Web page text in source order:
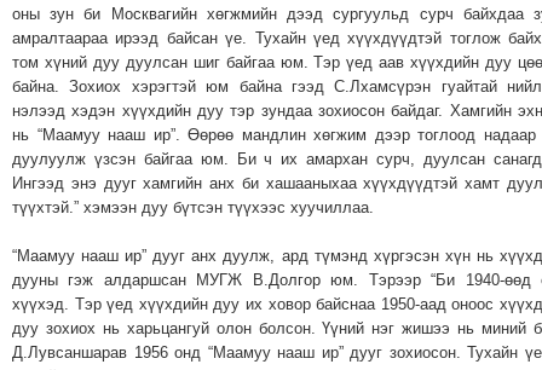
ЭРГЭН
ТОЙРОНД
ГРАНАТ
ДЭЛБЭРСЭН
ОСЛЫН
ЭРГЭН
ТОЙРОНД
ТОДОТГОЛЫН
ЭРГЭН
ТОЙРОНД
ЕРӨНХИЙЛӨГЧИЙН
оны зун би Москвагийн хөгжмийн дээд сургуульд сурч байхдаа
амралтаараа ирээд байсан үе. Тухайн үед хүүхдүүдтэй тоглож
том хүний дуу дуулсан шиг байгаа юм. Тэр үед аав хүүхдийн дуу
байна. Зохиох хэрэгтэй юм байна гээд С.Лхамсүрэн гуайтай
нэлээд хэдэн хүүхдийн дуу тэр зундаа зохиосон байдаг. Хамгийн
нь “Маамуу нааш ир”. Өөрөө мандлин хөгжим дээр тоглоод надаар
дуулуулж үзсэн байгаа юм. Би ч их амархан сурч, дуулсан
Ингээд энэ дууг хамгийн анх би хашааныхаа хүүхдүүдтэй хамт
түүхтэй.” хэмээн дуу бүтсэн түүхээс хуучиллаа.
“Маамуу нааш ир” дууг анх дуулж, ард түмэнд хүргэсэн хүн нь
дууны гэж алдаршсан МУГЖ В.Долгор юм. Тэрээр “Би 1940-өөд
хүүхэд. Тэр үед хүүхдийн дуу их ховор байснаа 1950-аад оноос
дуу зохиох нь харьцангуй олон болсон. Үүний нэг жишээ нь миний
Д.Лувсаншарав 1956 онд “Маамуу нааш ир” дууг зохиосон. Тухайн